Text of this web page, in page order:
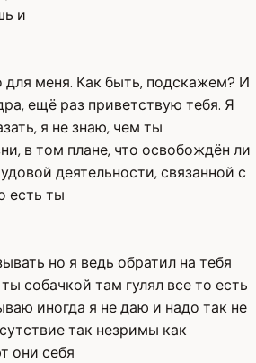
и
для меня. Как быть, подскажем? И
ещё раз приветствую тебя. Я
я не знаю, чем ты
в том плане, что освобождён ли
деятельности, связанной с
есть ты
но я ведь обратил на тебя
собачкой там гулял все то есть
иногда я не даю и надо так не
так незримы как
они себя